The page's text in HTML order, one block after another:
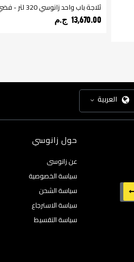
ثلاجة باب واحد زانوسي 320 لتر - فضي
13,670.00 ج.م‏
العربية
حول زانوسي
عن زانوسى
سياسة الخصوصية
سياسة الشحن
سياسة الاسترجاع
سياسة التقسيط